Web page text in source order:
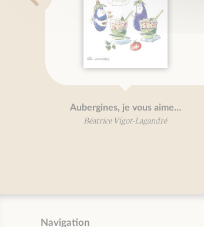
Aubergines, je vous aime…
Béatrice Vigot-Lagandré
Navigation